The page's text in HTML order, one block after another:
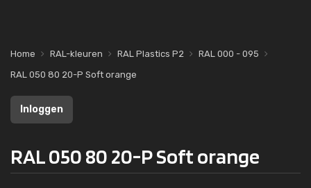
Home RAL-kleuren RAL Plastics P2
RAL 000 - 095
RAL 050 80 20-P Soft orange
Inloggen
RAL 050 80 20-P Soft orange